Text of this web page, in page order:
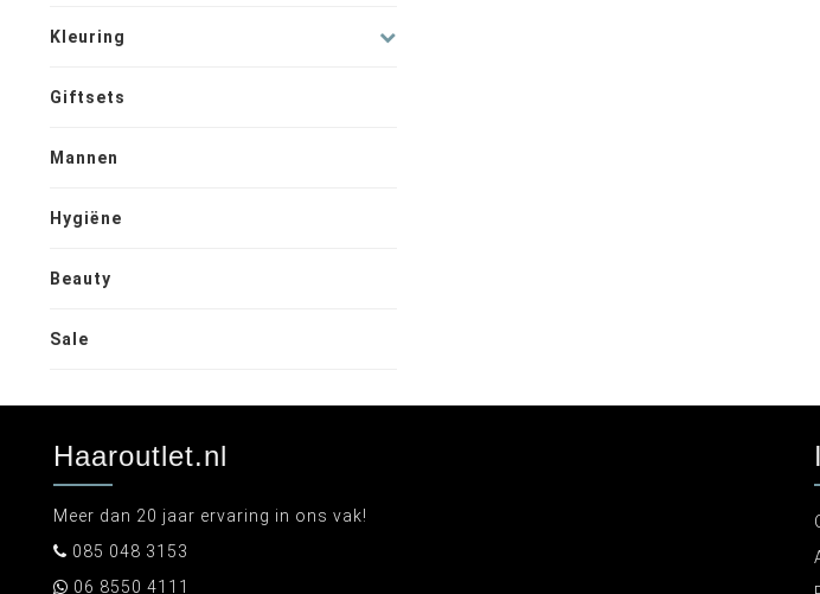
Kleuring
Giftsets
Mannen
Hygiëne
Beauty
Sale
Haaroutlet.nl
Meer dan 20 jaar ervaring in ons vak!
085 048 3153
06 8550 4111